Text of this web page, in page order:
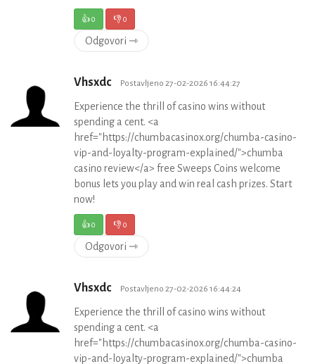
👍0 👎0
Odgovori ⇾
Vhsxdc Postavljeno 27-02-2026 16:44:27
Experience the thrill of casino wins without
spending a cent. <a
href="https://chumbacasinox.org/chumba-casino-
vip-and-loyalty-program-explained/">chumba
casino review</a> free Sweeps Coins welcome
bonus lets you play and win real cash prizes. Start
now!
👍0 👎0
Odgovori ⇾
Vhsxdc Postavljeno 27-02-2026 16:44:24
Experience the thrill of casino wins without
spending a cent. <a
href="https://chumbacasinox.org/chumba-casino-
vip-and-loyalty-program-explained/">chumba